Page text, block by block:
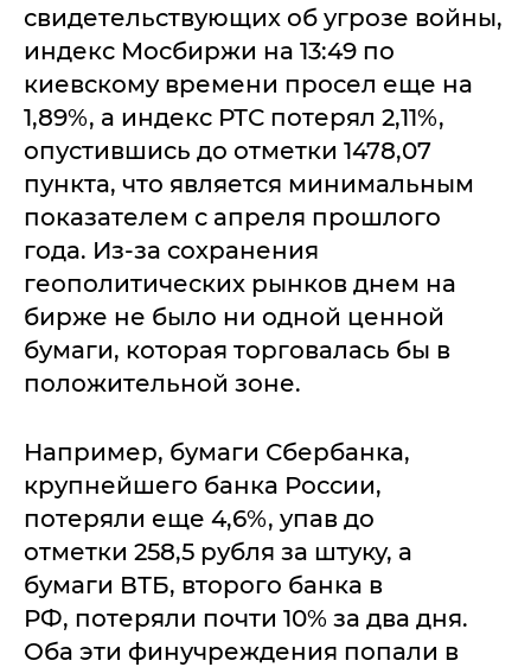
свидетельствующих об угрозе войны,
индекс Мосбиржи на 13:49 по
киевскому времени просел еще на
1,89%, а индекс РТС потерял 2,11%,
опустившись до отметки 1478,07
пункта, что является минимальным
показателем с апреля прошлого
года. Из-за сохранения
геополитических рынков днем на
бирже не было ни одной ценной
бумаги, которая торговалась бы в
положительной зоне.
Например, бумаги Сбербанка,
крупнейшего банка России,
потеряли еще 4,6%, упав до
отметки 258,5 рубля за штуку, а
бумаги ВТБ, второго банка в
РФ, потеряли почти 10% за два дня.
Оба эти финучреждения попали в